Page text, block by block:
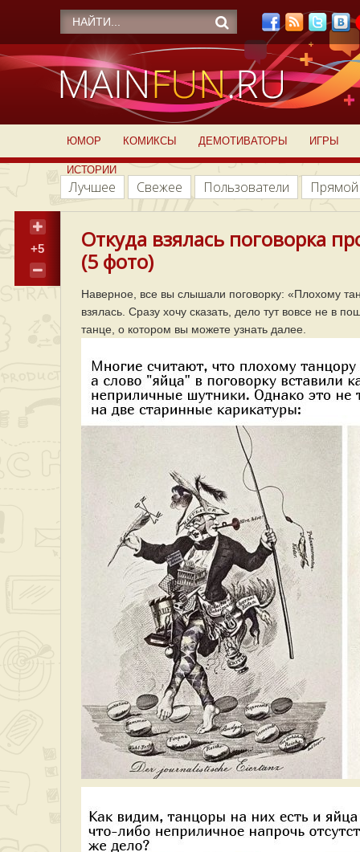
ЮМОР КОМИКСЫ ДЕМОТИВАТОРЫ ИГРЫ
ИСТОРИИ
Лучшее Свежее Пользователи
+5
Откуда взялась поговорка
(5 фото)
Наверное, все вы слышали поговорку: «Плохому
взялась. Сразу хочу сказать, дело тут вовсе не в
танце, о котором вы можете узнать далее.